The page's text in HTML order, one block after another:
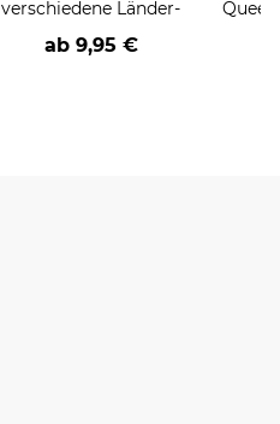
verschiedene Länder-
ab 9,95 €